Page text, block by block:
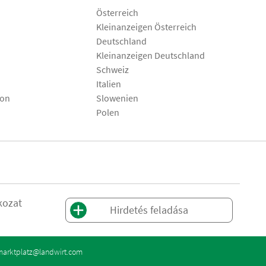
Österreich
Kleinanzeigen Österreich
Deutschland
Kleinanzeigen Deutschland
Schweiz
Italien
Slowenien
Polen
Hirdetés feladása